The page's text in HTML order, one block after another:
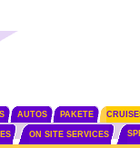
AUTOS PAKETE
ON SITE SERVICES